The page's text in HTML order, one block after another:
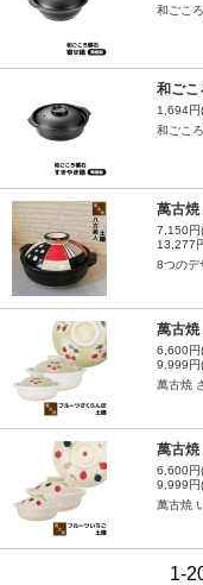
和ごこ
和ごこ
1,694円
和ごこ
萬古焼
7,150円
13,277
8つのデ
萬古焼
6,600円
9,999円
萬古焼
萬古焼
6,600円
9,999円
萬古焼
1-